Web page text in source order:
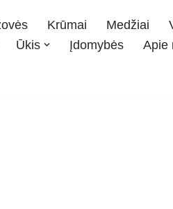
Krūmai Medžiai
Ūkis Įdomybės Apie